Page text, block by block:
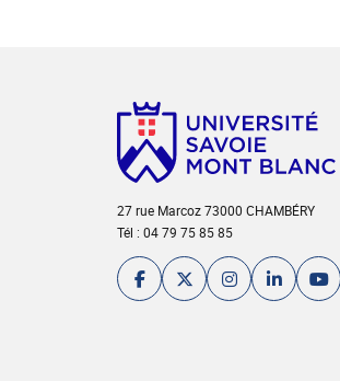
27 rue Marcoz 73000 CHAMBÉRY
Tél : 04 79 75 85 85